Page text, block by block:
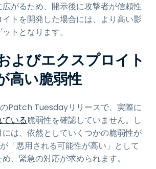
がるため、開示後に攻撃者が信頼性
トを開発した場合には、より高い影
トとなります。
よびエクスプロイト
高い脆弱性
Patch Tuesdayリリースで、実際に
いる脆弱性を確認していません。し
は、依然としていくつかの脆弱性が
「悪用される可能性が高い」として
、緊急の対応が求められます。